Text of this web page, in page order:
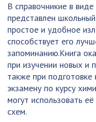
В справочникие в
представлен
простое и удобное
способствует его
запоминанию.Книга
при изучении новых и
также при подготовке
экзамену по курсу
могут использовать
схем.